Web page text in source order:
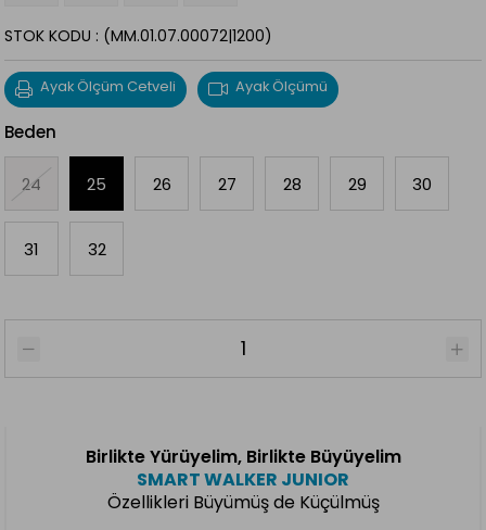
(MM.01.07.00072|1200)
STOK KODU
Ayak Ölçüm Cetveli Ayak Ölçümü
Beden
24 25 26 27 28 29 30
31 32
Birlikte Yürüyelim, Birlikte Büyüyelim
SMART WALKER JUNIOR
Özellikleri Büyümüş de Küçülmüş